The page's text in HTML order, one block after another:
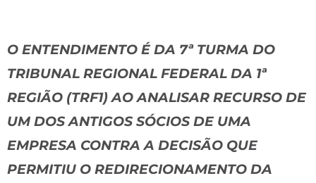
O ENTENDIMENTO É DA 7ª TURMA DO
TRIBUNAL REGIONAL FEDERAL DA 1ª
REGIÃO (TRF1) AO ANALISAR RECURSO DE
UM DOS ANTIGOS SÓCIOS DE UMA
EMPRESA CONTRA A DECISÃO QUE
PERMITIU O REDIRECIONAMENTO DA